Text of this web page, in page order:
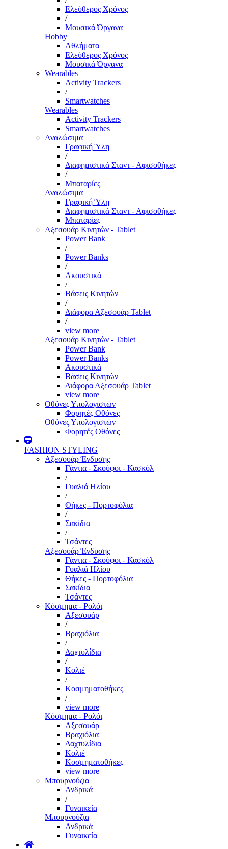
Ελεύθερος Χρόνος
/
Μουσικά Όργανα
Hobby
Αθλήματα
Ελεύθερος Χρόνος
Μουσικά Όργανα
Wearables
Activity Trackers
/
Smartwatches
Wearables
Activity Trackers
Smartwatches
Αναλώσιμα
Γραφική Ύλη
/
Διαφημιστικά Σταντ - Αφισοθήκες
/
Μπαταρίες
Αναλώσιμα
Γραφική Ύλη
Διαφημιστικά Σταντ - Αφισοθήκες
Μπαταρίες
Αξεσουάρ Κινητών - Tablet
Power Bank
/
Power Banks
/
Ακουστικά
/
Βάσεις Κινητών
/
Διάφορα Αξεσουάρ Tablet
/
view more
Αξεσουάρ Κινητών - Tablet
Power Bank
Power Banks
Ακουστικά
Βάσεις Κινητών
Διάφορα Αξεσουάρ Tablet
view more
Οθόνες Υπολογιστών
Φορητές Οθόνες
Οθόνες Υπολογιστών
Φορητές Οθόνες
FASHION STYLING
Αξεσουάρ Ένδυσης
Γάντια - Σκούφοι - Κασκόλ
/
Γυαλιά Ηλίου
/
Θήκες - Πορτοφόλια
/
Σακίδια
/
Τσάντες
Αξεσουάρ Ένδυσης
Γάντια - Σκούφοι - Κασκόλ
Γυαλιά Ηλίου
Θήκες - Πορτοφόλια
Σακίδια
Τσάντες
Κόσμημα - Ρολόι
Αξεσουάρ
/
Βραχιόλια
/
Δαχτυλίδια
/
Κολιέ
/
Κοσμηματοθήκες
/
view more
Κόσμημα - Ρολόι
Αξεσουάρ
Βραχιόλια
Δαχτυλίδια
Κολιέ
Κοσμηματοθήκες
view more
Μπουρνούζια
Ανδρικά
/
Γυναικεία
Μπουρνούζια
Ανδρικά
Γυναικεία